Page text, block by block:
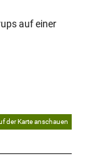
auf einer
der Karte anschauen